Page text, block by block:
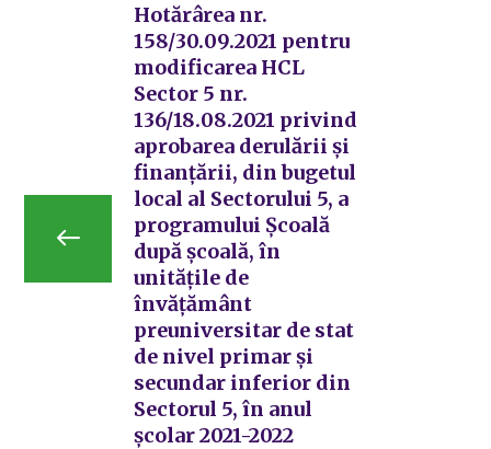
Hotărârea nr.
158/30.09.2021 pentru
modificarea HCL
Sector 5 nr.
136/18.08.2021 privind
aprobarea derulării și
finanțării, din bugetul
local al Sectorului 5, a
programului Școală
după școală, în
unitățile de
învățământ
preuniversitar de stat
de nivel primar și
secundar inferior din
Sectorul 5, în anul
școlar 2021-2022